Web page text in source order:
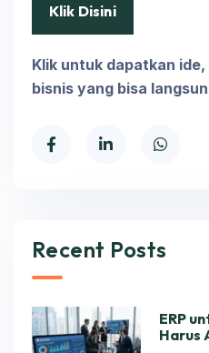
Klik Disini
Klik untuk dapatkan
bisnis yang bisa
Recent Posts
ERP
Harus